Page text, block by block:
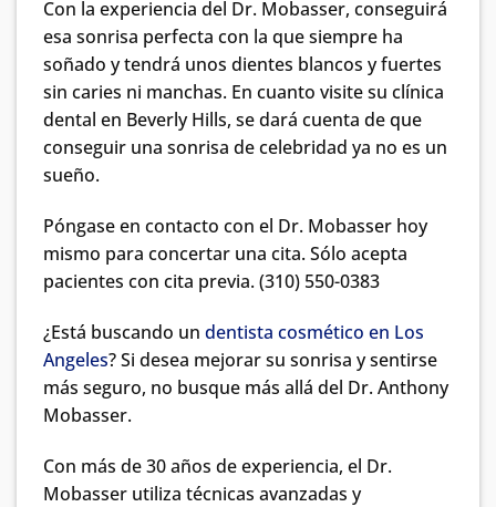
Con la experiencia del Dr. Mobasser, conseguirá
esa sonrisa perfecta con la que siempre ha
soñado y tendrá unos dientes blancos y fuertes
sin caries ni manchas. En cuanto visite su clínica
dental en Beverly Hills, se dará cuenta de que
conseguir una sonrisa de celebridad ya no es un
sueño.
Póngase en contacto con el Dr. Mobasser hoy
mismo para concertar una cita. Sólo acepta
pacientes con cita previa. (310) 550-0383
¿Está buscando un dentista cosmético en Los
Angeles? Si desea mejorar su sonrisa y sentirse
más seguro, no busque más allá del Dr. Anthony
Mobasser.
Con más de 30 años de experiencia, el Dr.
Mobasser utiliza técnicas avanzadas y